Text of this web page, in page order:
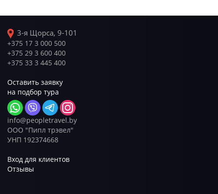
3-я Щорса, 9-101
+375 17 3 000 500
+375 29 3 600 400
+375 33 3 445 400
Оставить заявку
на подбор тура
info@peopletravel.by
ООО "Пипл трэвел"
УНП 192374668
Вход для клиентов
Отзывы